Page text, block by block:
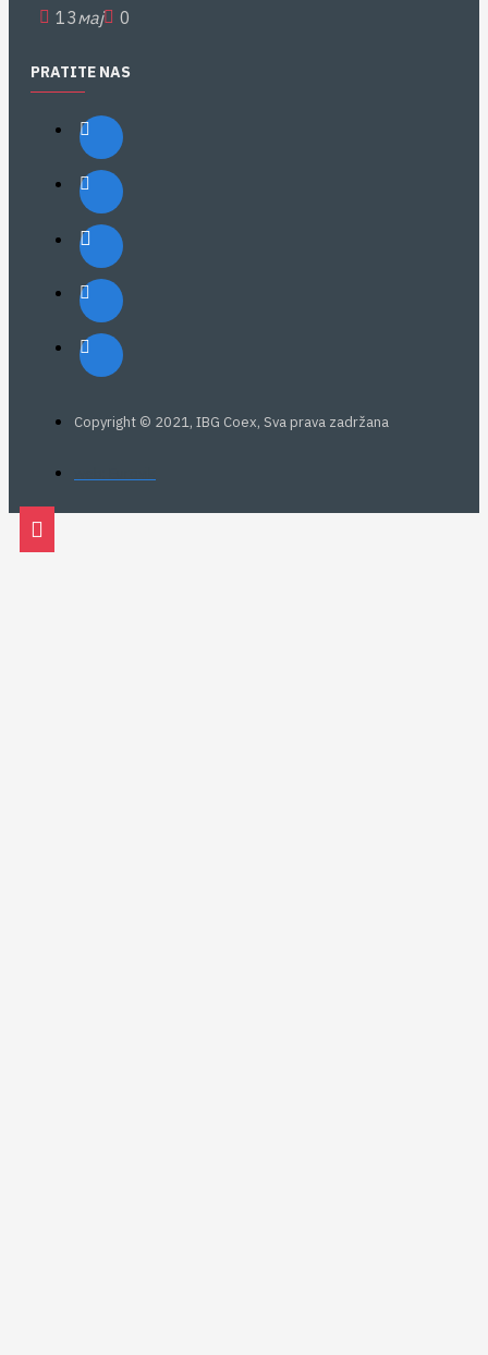
13мај 0
PRATITE NAS
Copyright © 2021, IBG Coex, Sva prava zadržana